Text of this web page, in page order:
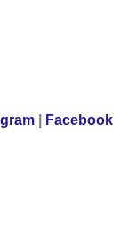
Facebook